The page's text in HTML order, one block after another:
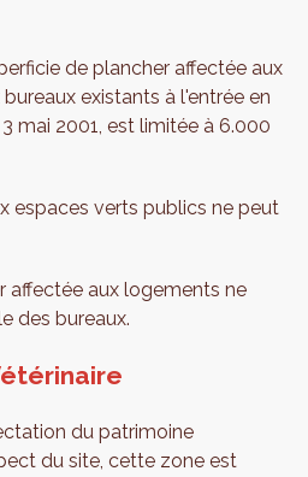
de plancher affectée aux
existants à l'entrée en
mai 2001, est limitée à 6.000
espaces verts publics ne peut
affectée aux logements ne
des bureaux.
du patrimoine
du site, cette zone est